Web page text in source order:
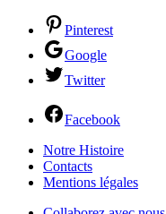
Pinterest
Google
Twitter
Facebook
Notre Histoire
Contacts
Mentions légales